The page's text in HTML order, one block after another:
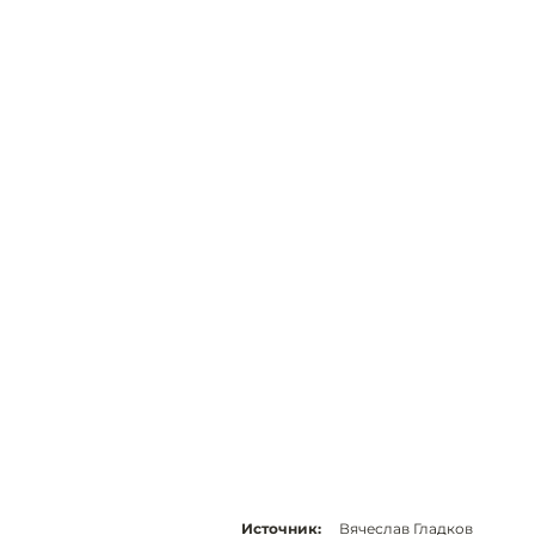
Источник: Вячеслав Гладков